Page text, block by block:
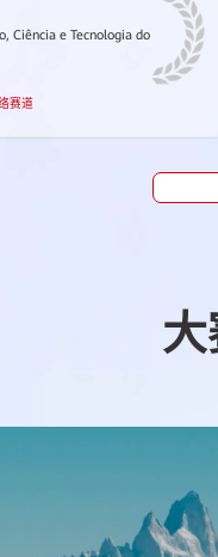
Ciência e Tecnologia do
赛道